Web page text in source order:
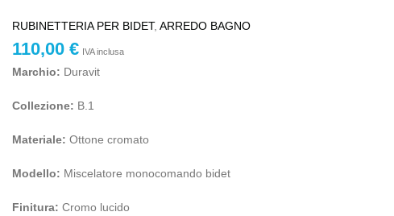
RUBINETTERIA PER BIDET, ARREDO BAGNO
110,00 € IVA inclusa
Marchio: Duravit
Collezione: B.1
Materiale: Ottone cromato
Modello: Miscelatore monocomando bidet
Finitura: Cromo lucido